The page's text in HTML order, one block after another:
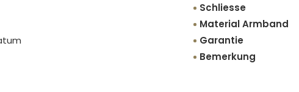
Schliesse
Material Armband
Garantie
Bemerkung